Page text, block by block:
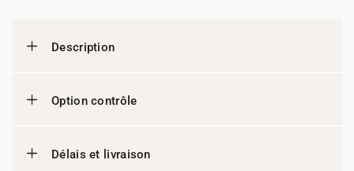
Description
Option contrôle
Délais et livraison